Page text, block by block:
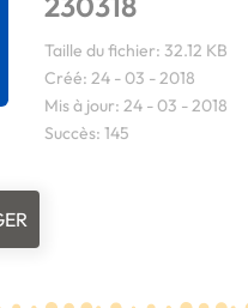
Taille du fichier: 32.12 KB
Créé: 24 - 03 - 2018
Mis à jour: 24 - 03 - 2018
Succès: 145